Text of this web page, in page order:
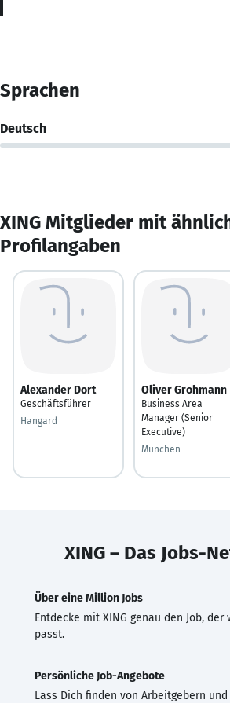
Sprachen
Deutsch
XING Mitglieder mit
Profilangaben
Alexander Dort
Geschäftsführer
Hangard
Oliver Grohmann
Business Area
Manager (Senior
Executive)
München
XING – Das Jobs-
Über eine Million Jobs
Entdecke mit XING genau den Job, der
passt.
Persönliche Job-Angebote
Lass Dich finden von Arbeitgebern und